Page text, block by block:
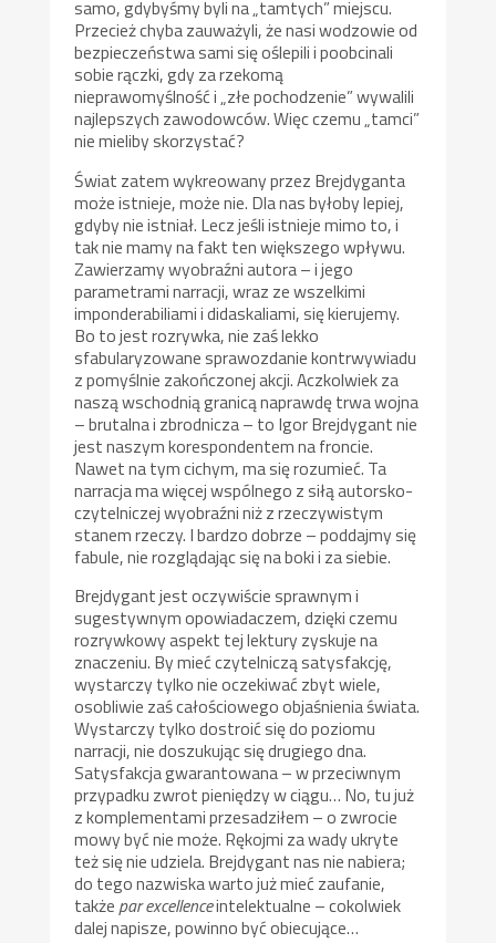
samo, gdybyśmy byli na „tamtych” miejscu.
Przecież chyba zauważyli, że nasi wodzowie od
bezpieczeństwa sami się oślepili i poobcinali
sobie rączki, gdy za rzekomą
nieprawomyślność i „złe pochodzenie” wywalili
najlepszych zawodowców. Więc czemu „tamci”
nie mieliby skorzystać?
Świat zatem wykreowany przez Brejdyganta
może istnieje, może nie. Dla nas byłoby lepiej,
gdyby nie istniał. Lecz jeśli istnieje mimo to, i
tak nie mamy na fakt ten większego wpływu.
Zawierzamy wyobraźni autora – i jego
parametrami narracji, wraz ze wszelkimi
imponderabiliami i didaskaliami, się kierujemy.
Bo to jest rozrywka, nie zaś lekko
sfabularyzowane sprawozdanie kontrwywiadu
z pomyślnie zakończonej akcji. Aczkolwiek za
naszą wschodnią granicą naprawdę trwa wojna
– brutalna i zbrodnicza – to Igor Brejdygant nie
jest naszym korespondentem na froncie.
Nawet na tym cichym, ma się rozumieć. Ta
narracja ma więcej wspólnego z siłą autorsko-
czytelniczej wyobraźni niż z rzeczywistym
stanem rzeczy. I bardzo dobrze – poddajmy się
fabule, nie rozglądając się na boki i za siebie.
Brejdygant jest oczywiście sprawnym i
sugestywnym opowiadaczem, dzięki czemu
rozrywkowy aspekt tej lektury zyskuje na
znaczeniu. By mieć czytelniczą satysfakcję,
wystarczy tylko nie oczekiwać zbyt wiele,
osobliwie zaś całościowego objaśnienia świata.
Wystarczy tylko dostroić się do poziomu
narracji, nie doszukując się drugiego dna.
Satysfakcja gwarantowana – w przeciwnym
przypadku zwrot pieniędzy w ciągu… No, tu już
z komplementami przesadziłem – o zwrocie
mowy być nie może. Rękojmi za wady ukryte
też się nie udziela. Brejdygant nas nie nabiera;
do tego nazwiska warto już mieć zaufanie,
takżepar excellenceintelektualne – cokolwiek
dalej napisze, powinno być obiecujące…